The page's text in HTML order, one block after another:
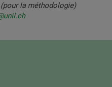
la méthodologie)